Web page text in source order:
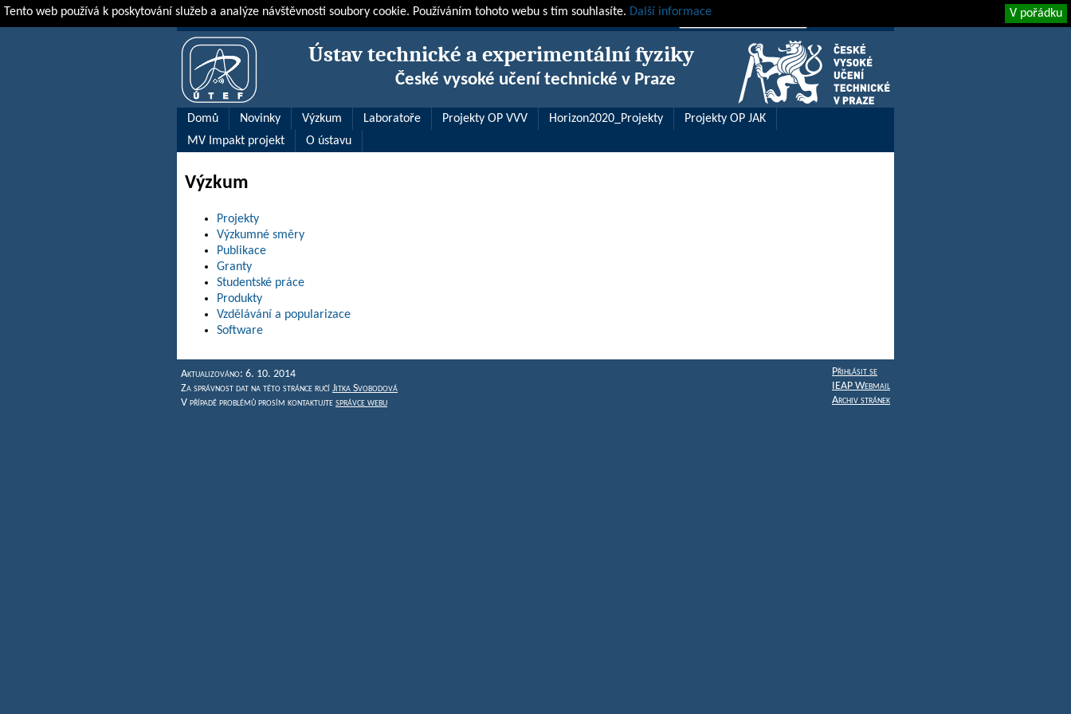
ÚTEF Výzkum
Ústav technické a experimentální fyziky
České vysoké učení technické v Praze
Domů Novinky Výzkum Laboratoře Projekty OP VVV Horizon2020_Projekty
Projekty OP JAK
MV Impakt projekt
O ústavu
Výzkum
Projekty
Výzkumné směry
Publikace
Granty
Studentské práce
Produkty
Vzdělávání a popularizace
Software
Aktualizováno: 6. 10. 2014
Za správnost dat na této stránce ručí Jitka Svobodová
V případě problémů prosím kontaktujte správce webu
Přihlásit se
IEAP Webmail
Archiv stránek
Tento web používá k poskytování služeb a analýze návštěvnosti soubory cookie. Používáním tohoto webu s tím souhlasíte. V pořádku
Další informace